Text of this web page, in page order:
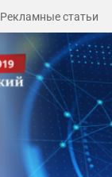
Рекламные статьи